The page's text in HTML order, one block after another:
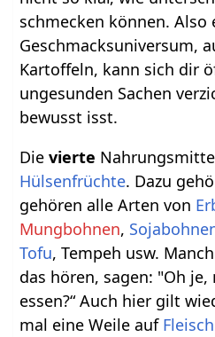
schmecken können. Also
Geschmacksuniversum,
Kartoffeln, kann sich dir
ungesunden Sachen
bewusst isst.
Dievierte
Hülsenfrüchte. Dazu
gehören alle Arten von
Mungbohnen,
Tofu, Tempeh usw.
das hören, sagen: "Oh
essen?“ Auch hier gilt
mal eine Weile auf Fleisch